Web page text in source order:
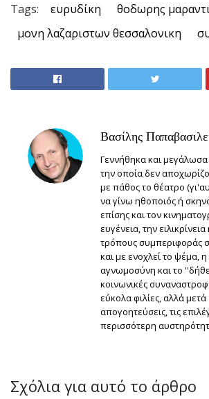
Tags: ευρυδίκη
θοδωρης
μονη λαζαριστων θεσσαλονικη
Βασίλης
Γεννήθηκα και
την οποία δεν
με πάθος το θέατρο
να γίνω ηθοποιός ή
επίσης και τον
ευγένεια, την
τρόπους συμπεριφοράς
και με ενοχλεί το ψέμα, η
αγνωμοσύνη και το
κοινωνικές
εύκολα φιλίες, αλλά
απογοητεύσεις, τις
περισσότερη
Σχόλια για αυτό το άρθρο